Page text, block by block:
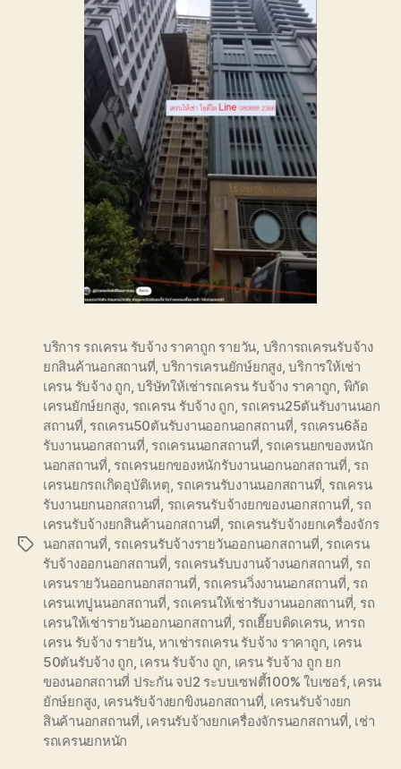
Tags
บริการ รถเครน รับจ้าง ราคาถูก รายวัน บริการถเครนรับจ้าง
ยกสินค้านอกสถานที่ บริการเครนยักษ์ยกสูง,บริการให้เช่า
เครน รับจ้าง ถูก ,บริษัทให้เช่ารถเครน รับจ้าง ราคาถูก พิกัด
เครนยักษ์ยกสูง รถเครน รับจ้าง ถูก รถเครน25ตันรับงานนอก
สถานที่ รถเครน50ตันรับงานออกนอกสถานที่ รถเครน6ล้อ
รับงานนอกสถานที่ รถเครนนอกสถานที่ รถเครนยกของหนัก
นอกสถานที่ รถเครนยกของหนักรับงานนอกนอกสถานที่ รถ
เครนยกรถเกิดอุบัติเหตุ รถเครนรับงานนอกสถานที่ รถเครน
รับงานยกนอกสถานที่ รถเครนรับจ้างยกของนอกสถานที่ รถ
เครนรับจ้างยกสินค้านอกสถานที่ รถเครนรับจ้างยกเครื่องจักร
นอกสถานที่ รถเครนรับจ้างรายวันออกนอกสถานที่ รถเครน
รับจ้างออกนอกสถานที่ รถเครนรับบงานจ้างนอกสถานที่ รถ
เครนรายวันออกนอกสถานที่ รถเครนวิ่งงานนอกสถานที่ รถ
เครนเทปูนนอกสถานที่ รถเครนให้เช่ารับงานนอกสถานที่ รถ
เครนให้เช่ารายวันออกนอกสถานที่ รถเฮี๊ยบติดเครน หารถ
เครน รับจ้าง รายวัน,หาเช่ารถเครน รับจ้าง ราคาถูก เครน
50ตันรับจ้าง ถูก เครน รับจ้าง ถูก เครน รับจ้าง ถูก ยก
ของนอกสถานที่ ประกัน จป2 ระบบเซฟตี้100% ใบเซอร์, เครน
ยักษ์ยกสูง เครนรับจ้างยกขิงนอกสถานที่ เครนรับจ้างยก
สินค้านอกสถานที่ เครนรับจ้างยกเครื่องจักรนอกสถานที่ เช่า
รถเครนยกหนัก